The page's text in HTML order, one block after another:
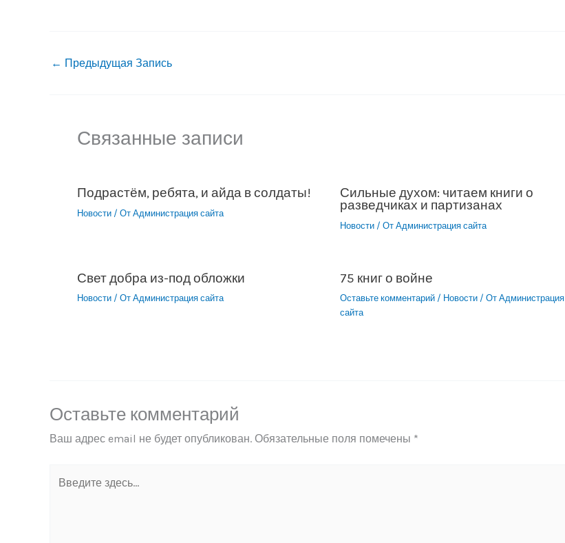
← Предыдущая Запись
Связанные записи
Подрастём, ребята, и айда в солдаты!
Новости / От Администрация сайта
Сильные духом: читаем книги о
разведчиках и партизанах
Новости/ От Администрация сайта
Свет добра из-под обложки
Новости / От Администрация сайта
75 книг о войне
Оставьте комментарий / Новости/ От Администрация
сайта
Оставьте комментарий
Ваш адрес email не будет опубликован. Обязательные поля помечены *
здесь...